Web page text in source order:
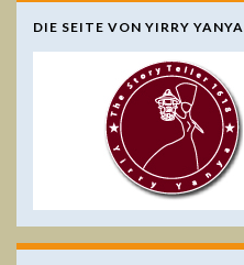
DIE SEITE VON YIRRY YANYA